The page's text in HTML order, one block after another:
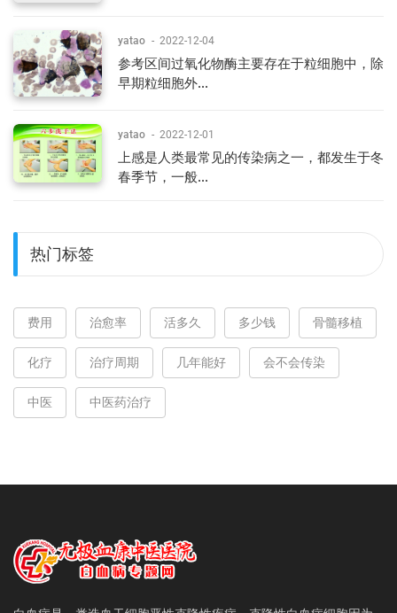
yatao - 2022-12-04
参考区间过氧化物酶主要存在于粒细胞中，除
早期粒细胞外...
yatao - 2022-12-01
上感是人类最常见的传染病之一，都发生于冬
春季节，一般...
热门标签
费用 治愈率 活多久 多少钱 骨髓移植
化疗 治疗周期 几年能好 会不会传染
中医 中医药治疗